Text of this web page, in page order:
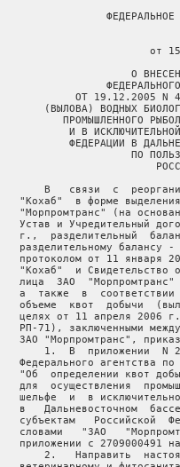
ФЕДЕРАЛЬНОЕ
от
О
ОТ 19.12.2005 N
(ВЫЛОВА) ВОДНЫХ
ПРОМЫШЛЕННОГО
И В
ФЕДЕРАЦИИ В
ПО
В   связи  с
"Кохаб"  в форме
"Морпромтранс" (на
Устав и Учредительный
г.,  разделительный
разделительному балансу
протоколом от 11 января
"Кохаб"  и Свидетельство
лица  ЗАО
а  также  в
объеме  квот  добычи
целях от 11 апреля 2006
РП-71), заключенными
ЗАО "Морпромтранс",
1.  В  приложении  N
Федерального агентства
"Об  определении квот
для  осуществления
шельфе  и  в
в   Дальневосточном
субъектам   Российской
словами   "ЗАО
приложении с 2709000491
2.   Направить